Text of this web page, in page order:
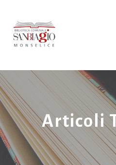
contenuto
Articoli